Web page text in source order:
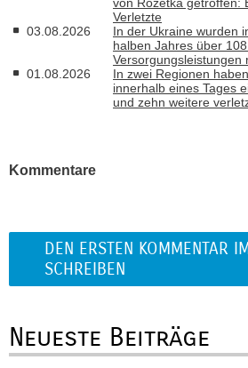
Verletzte
03.08.2026
In der Ukraine wurden
halben Jahres über
Versorgungsleistungen
01.08.2026
In zwei Regionen
innerhalb eines Tages
und zehn weitere
Kommentare
DEN ERSTEN KOMMENTAR
SCHREIBEN
Neueste Beiträge